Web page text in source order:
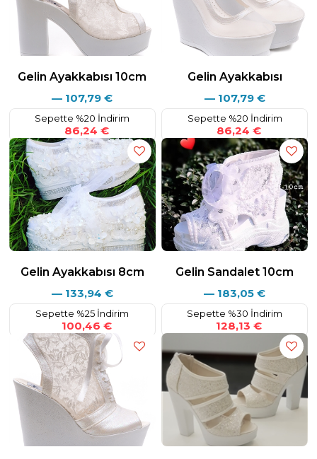
Lütfen Satın alma İle ilgili bu açıklamada sorularınız varsa bizimle
iletişime geçmekten çekinmeyin ;
Eposta : info@ayakkabitutkusu.com
Whatsaap&Tel : +90 532 584 25 80
Gelin Ayakkabısı 10cm
— 107,79 €
Sepette %20 İndirim
86,24 €
Gelin Ayakkabısı
— 107,79 €
Sepette %20 İndirim
86,24 €
Gelin Ayakkabısı 8cm
— 133,94 €
Sepette %25 İndirim
100,46 €
Gelin Sandalet 10cm
— 183,05 €
Sepette %30 İndirim
128,13 €